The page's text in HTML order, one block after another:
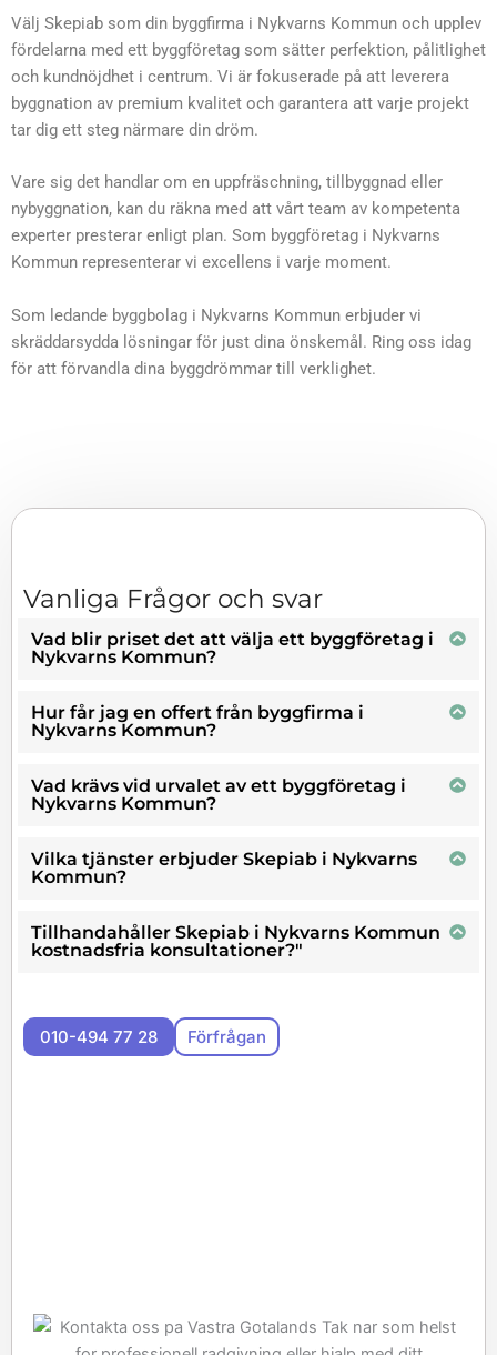
Välj Skepiab som din byggfirma i Nykvarns Kommun och upplev
fördelarna med ett byggföretag som sätter perfektion, pålitlighet
och kundnöjdhet i centrum. Vi är fokuserade på att leverera
byggnation av premium kvalitet och garantera att varje projekt
tar dig ett steg närmare din dröm.
Vare sig det handlar om en uppfräschning, tillbyggnad eller
nybyggnation, kan du räkna med att vårt team av kompetenta
experter presterar enligt plan. Som byggföretag i Nykvarns
Kommun representerar vi excellens i varje moment.
Som ledande byggbolag i Nykvarns Kommun erbjuder vi
skräddarsydda lösningar för just dina önskemål. Ring oss idag
för att förvandla dina byggdrömmar till verklighet.
Vanliga Frågor och svar
Vad blir priset det att välja ett byggföretag i
Nykvarns Kommun?
Hur får jag en offert från byggfirma i
Nykvarns Kommun?
Vad krävs vid urvalet av ett byggföretag i
Nykvarns Kommun?
Vilka tjänster erbjuder Skepiab i Nykvarns
Kommun?
Tillhandahåller Skepiab i Nykvarns Kommun
kostnadsfria konsultationer?"
010-494 77 28 Förfrågan